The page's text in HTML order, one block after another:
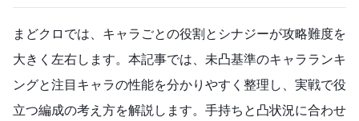
まどクロでは、キャラごとの役割とシナジーが攻略難度を
大きく左右します。本記事では、未凸基準のキャラランキ
ングと注目キャラの性能を分かりやすく整理し、実戦で役
立つ編成の考え方を解説します。手持ちと凸状況に合わせ